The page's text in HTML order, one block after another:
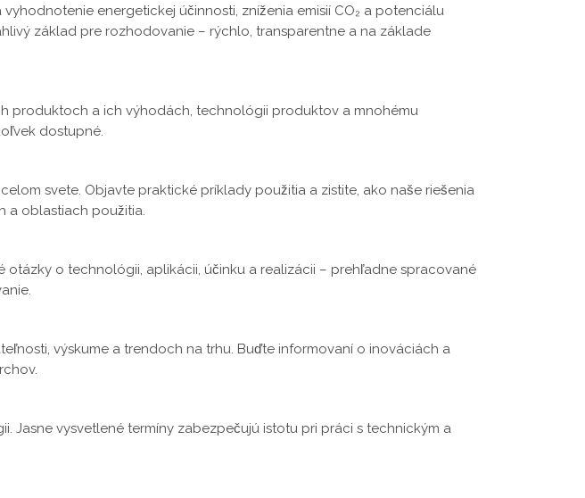
energetickej účinnosti, zníženia emisií CO₂ a potenciálu
základ pre rozhodovanie – rýchlo, transparentne a na základe
produktoch a ich výhodách, technológii produktov a mnohému
dostupné.
svete. Objavte praktické príklady použitia a zistite, ako naše riešenia
a oblastiach použitia.
o technológii, aplikácii, účinku a realizácii – prehľadne spracované
výskume a trendoch na trhu. Buďte informovaní o inováciách a
Jasne vysvetlené termíny zabezpečujú istotu pri práci s technickým a